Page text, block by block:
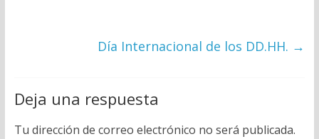
Día Internacional de los DD.HH. →
Deja una respuesta
Tu dirección de correo electrónico no será publicada.